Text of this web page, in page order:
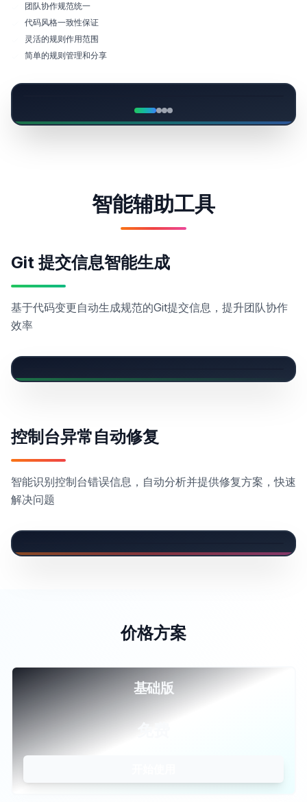
团队协作规范统一
代码风格一致性保证
灵活的规则作用范围
简单的规则管理和分享
智能辅助工具
Git 提交信息智能生成
基于代码变更自动生成规范的Git提交信息，提升团队协作
效率
控制台异常自动修复
智能识别控制台错误信息，自动分析并提供修复方案，快速
解决问题
价格方案
基础版